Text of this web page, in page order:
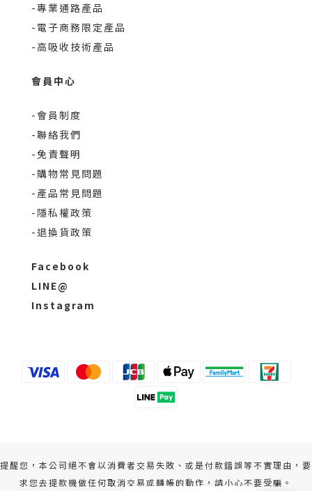
-專業通路產品
-電子商務限定產品
-高吸收技術產品
會員中心
-會員制度
-聯絡我們
-免責聲明
-購物常見問題
-產品常見問題
-隱私權政策
-退換貨政策
Facebook
LINE@
Instagram
提醒您，本公司絕不會以消費者交易失敗、或是付款錯誤等不實理由，要
求您去提款機做任何取消交易或轉帳的動作，請小心不要受騙。